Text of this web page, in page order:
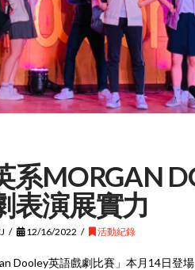
系MORGAN
表演展實力
12/16/2022 活動紀錄
Dooley英語戲劇比賽」本月14日登